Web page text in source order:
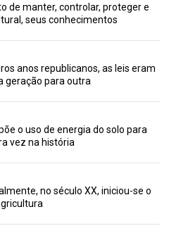
de manter, controlar, proteger e
seus conhecimentos
anos republicanos, as leis eram
geração para outra
o uso de energia do solo para
vez na história
no século XX, iniciou-se o